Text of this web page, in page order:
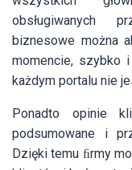
obsługiwanych
biznesowe można
momencie, szybko i
każdym portalu nie
Ponadto opinie
podsumowane i
Dzięki temu ﬁrmy